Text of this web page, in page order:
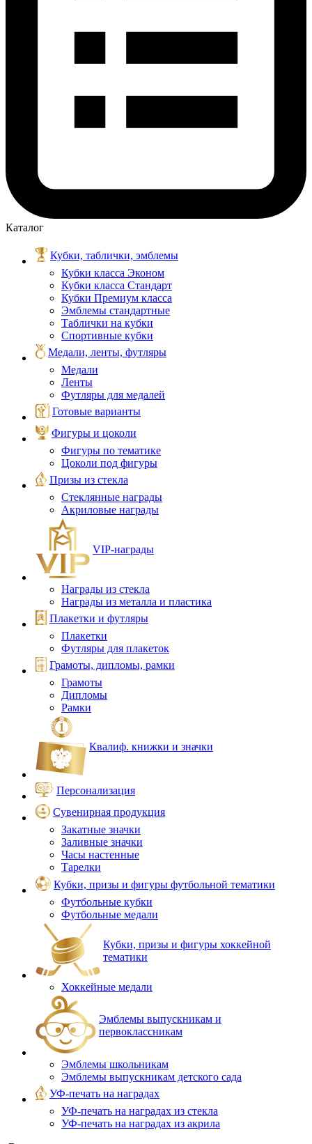
Каталог
Кубки, таблички, эмблемы
Кубки класса Эконом
Кубки класса Стандарт
Кубки Премиум класса
Эмблемы стандартные
Таблички на кубки
Спортивные кубки
Медали, ленты, футляры
Медали
Ленты
Футляры для медалей
Готовые варианты
Фигуры и цоколи
Фигуры по тематике
Цоколи под фигуры
Призы из стекла
Стеклянные награды
Акриловые награды
VIP‑награды
Награды из стекла
Награды из металла и пластика
Плакетки и футляры
Плакетки
Футляры для плакеток
Грамоты, дипломы, рамки
Грамоты
Дипломы
Рамки
Квалиф. книжки и значки
Персонализация
Сувенирная продукция
Закатные значки
Заливные значки
Часы настенные
Тарелки
Кубки, призы и фигуры футбольной тематики
Футбольные кубки
Футбольные медали
Кубки, призы и фигуры хоккейной
тематики
Хоккейные медали
Эмблемы выпускникам и
первоклассникам
Эмблемы школьникам
Эмблемы выпускникам детского сада
УФ-печать на наградах
УФ‑печать на наградах из стекла
УФ-печать на наградах из акрила